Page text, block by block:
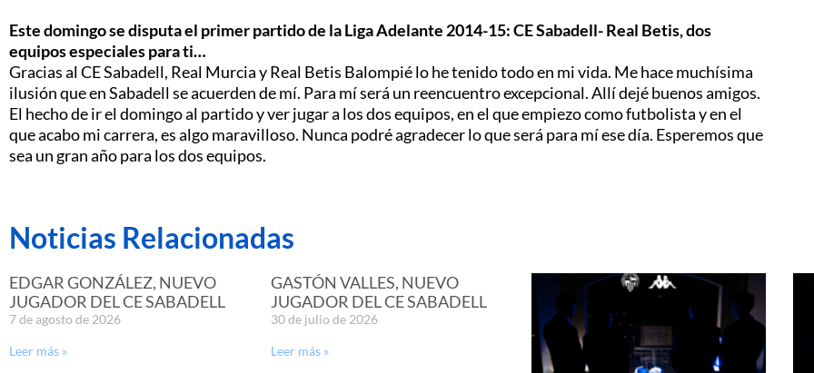
Este domingo se disputa el primer partido de la Liga Adelante 2014-15: CE Sabadell- Real Betis, dos
equipos especiales para ti…
Gracias al CE Sabadell, Real Murcia y Real Betis Balompié lo he tenido todo en mi vida. Me hace muchísima
ilusión que en Sabadell se acuerden de mí. Para mí será un reencuentro excepcional. Allí dejé buenos amigos.
El hecho de ir el domingo al partido y ver jugar a los dos equipos, en el que empiezo como futbolista y en el
que acabo mi carrera, es algo maravilloso. Nunca podré agradecer lo que será para mí ese día. Esperemos que
sea un gran año para los dos equipos.
Noticias Relacionadas
EDGAR GONZÁLEZ, NUEVO
JUGADOR DEL CE SABADELL
7 de agosto de 2026
Leer más »
GASTÓN VALLES, NUEVO
JUGADOR DEL CE SABADELL
30 de julio de 2026
Leer más »